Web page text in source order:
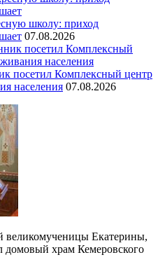
школу: приход
07.08.2026
посетил Комплексный центр
населения 07.08.2026
великомученицы Екатерины,
домовый храм Кемеровского